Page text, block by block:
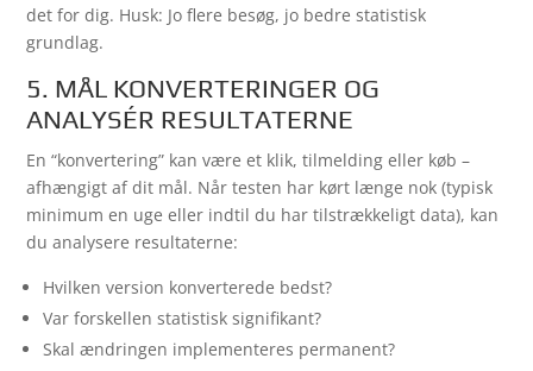
det for dig. Husk: Jo flere besøg, jo bedre statistisk
grundlag.
5. MÅL KONVERTERINGER OG
ANALYSÉR RESULTATERNE
En “konvertering” kan være et klik, tilmelding eller køb –
afhængigt af dit mål. Når testen har kørt længe nok (typisk
minimum en uge eller indtil du har tilstrækkeligt data), kan
du analysere resultaterne:
Hvilken version konverterede bedst?
Var forskellen statistisk signifikant?
Skal ændringen implementeres permanent?